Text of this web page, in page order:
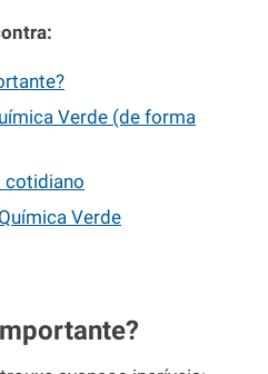
Verde (de forma
cotidiano
Verde